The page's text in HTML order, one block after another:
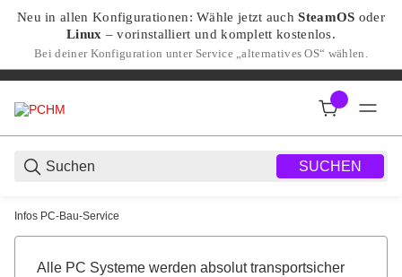
Neu in allen Konfigurationen: Wähle jetzt auchSteamOS oder
Linux – vorinstalliert und komplett kostenlos.
Bei deiner Konfiguration unter Service „alternatives OS“ wählen.
SUCHEN
Infos PC-Bau-Service
Entdecke hochwertige
Alle PC Systeme werden absolut transportsicher